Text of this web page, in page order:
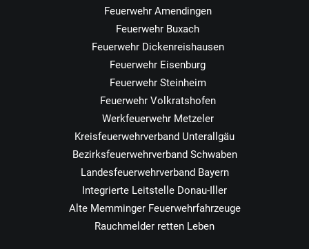
Feuerwehr Amendingen
Feuerwehr Buxach
Feuerwehr Dickenreishausen
Feuerwehr Eisenburg
Feuerwehr Steinheim
Feuerwehr Volkratshofen
Werkfeuerwehr Metzeler
Kreisfeuerwehrverband Unterallgäu
Bezirksfeuerwehrverband Schwaben
Landesfeuerwehrverband Bayern
Integrierte Leitstelle Donau-Iller
Alte Memminger Feuerwehrfahrzeuge
Rauchmelder retten Leben